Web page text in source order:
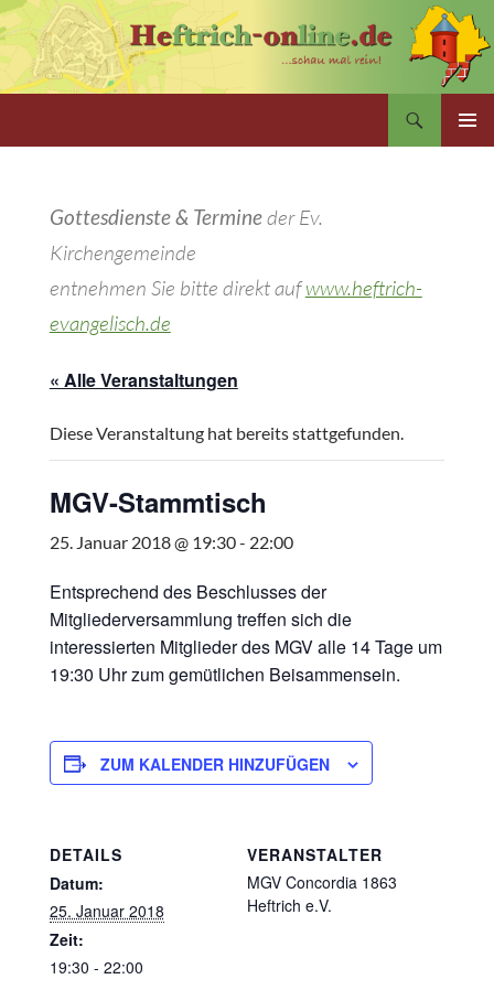
Zum
Inhalt
springen
Gottesdienste & Termineder Ev.
Kirchengemeinde
entnehmen Sie bitte direkt aufwww.heftrich-
evangelisch.de
« Alle Veranstaltungen
Diese Veranstaltung hat bereits stattgefunden.
MGV-Stammtisch
25. Januar 2018 @ 19:30- 22:00
Entsprechend des Beschlusses der
Mitgliederversammlung treffen sich die
interessierten Mitglieder des MGV alle 14 Tage um
19:30 Uhr zum gemütlichen Beisammensein.
ZUM KALENDER HINZUFÜGEN
DETAILS
Datum:
25. Januar 2018
Zeit:
19:30 - 22:00
VERANSTALTER
MGV Concordia 1863
Heftrich e.V.